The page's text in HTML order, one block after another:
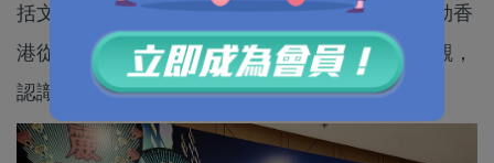
括文物、歷史照片、影片及多媒體互動裝置，勾勒香
港從史前時期至今的發展歷程，適合親子一同參觀，
認識香港這個「家」的故事。展覽免費入場。